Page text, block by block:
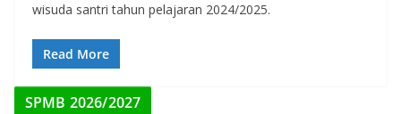
wisuda santri tahun pelajaran 2024/2025.
Read More
SPMB 2026/2027